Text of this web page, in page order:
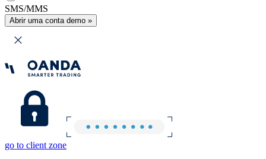
SMS/MMS
Abrir uma conta demo »
go to client zone